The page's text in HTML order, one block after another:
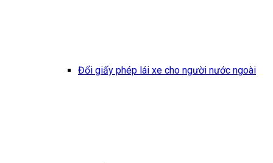
Đổi giấy phép lái xe cho người nước ngoài